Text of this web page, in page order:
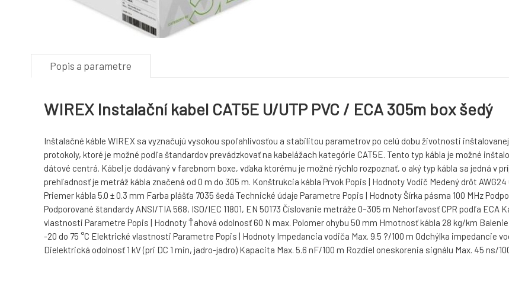
Popis a parametre
WIREX Instalační kabel CAT5E U/UTP PVC / ECA 305m box šedý
Inštalačné káble WIREX sa vyznačujú vysokou spoľahlivosťou a stabilitou parametrov po celú dobu životnosti
protokoly, ktoré je možné podľa štandardov prevádzkovať na kabelážach kategórie CAT5E. Tento typ kábla je možné
dátové centrá. Kábel je dodávaný v farebnom boxe, vďaka ktorému je možné rýchlo rozpoznať, o aký typ kábla sa jedná v
prehľadnosť je metráž kábla značená od 0 m do 305 m. Konštrukcia kábla Prvok Popis | Hodnoty Vodič Medený drôt AWG24
Priemer kábla 5.0 ± 0.3 mm Farba plášťa 7035 šedá Technické údaje Parametre Popis | Hodnoty Šírka pásma 100 MHz
Podporované štandardy ANSI/TIA 568, ISO/IEC 11801, EN 50173 Číslovanie metráže 0–305 m Nehorľavosť CPR podľa
vlastnosti Parametre Popis | Hodnoty Ťahová odolnosť 60 N max. Polomer ohybu 50 mm Hmotnosť kábla 28 kg/km
-20 do 75 °C Elektrické vlastnosti Parametre Popis | Hodnoty Impedancia vodiča Max. 9.5 ?/100 m Odchýlka impedancie
Dielektrická odolnosť 1 kV (pri DC 1 min, jadro-jadro) Kapacita Max. 5.6 nF/100 m Rozdiel oneskorenia signálu Max. 45 ns/100